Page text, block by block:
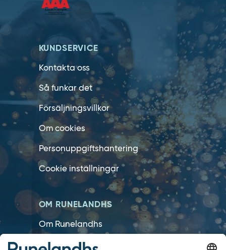
KUNDSERVICE
Kontakta oss
Så funkar det
Försäljningsvillkor
Om cookies
Personuppgiftshantering
Cookie inställningar
OM RUNELANDHS
Om Runelandhs
Köpvillkor